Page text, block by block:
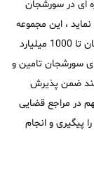
ای در سورشجان
، این مجموعه
توانایی آنرا داشته که سند های ملکی از 1 میلیارد تومان تا 1000 میلیارد
سورشجان تامین و
ضمن پذیرش
در مراجع قضایی
و انجام